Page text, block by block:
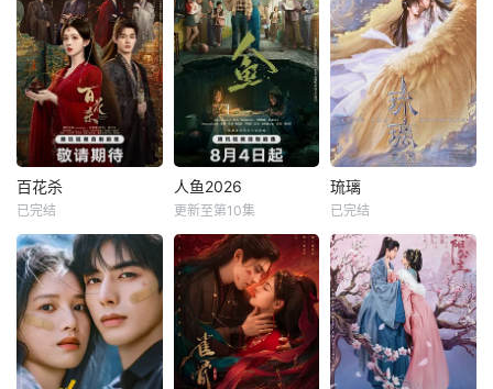
百花杀
已完结
人鱼2026
更新至第10集
琉璃
已完结